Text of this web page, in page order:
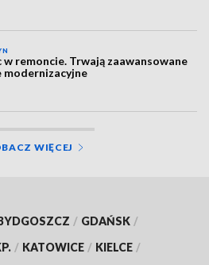
w remoncie. Trwają zaawansowane
modernizacyjne
WIĘCEJ
/ GDAŃSK /
/ KATOWICE / KIELCE /